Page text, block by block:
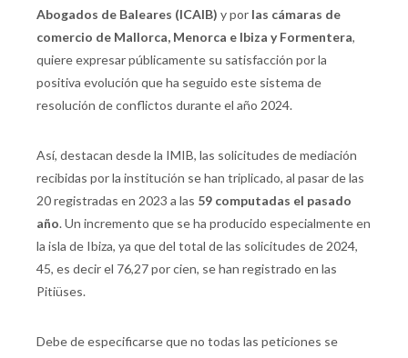
Abogados de Baleares (ICAIB) y por las cámaras de
comercio de Mallorca, Menorca e Ibiza y Formentera,
quiere expresar públicamente su satisfacción por la
positiva evolución que ha seguido este sistema de
resolución de conflictos durante el año 2024.
Así, destacan desde la IMIB, las solicitudes de mediación
recibidas por la institución se han triplicado, al pasar de las
20 registradas en 2023 a las 59 computadas el pasado
año. Un incremento que se ha producido especialmente en
la isla de Ibiza, ya que del total de las solicitudes de 2024,
45, es decir el 76,27 por cien, se han registrado en las
Pitiüses.
Debe de especificarse que no todas las peticiones se